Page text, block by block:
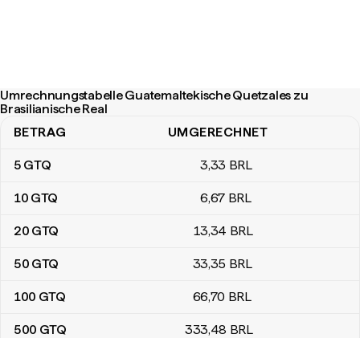
Umrechnungstabelle Guatemaltekische Quetzales zu
Brasilianische Real
Umrechnungstabelle Guatemaltekische Quetzales zu
BETRAG UMGERECHNET
5 GTQ 3,33 BRL
10 GTQ 6,67 BRL
20 GTQ 13,34 BRL
50 GTQ 33,35 BRL
100 GTQ 66,70 BRL
500 GTQ 333,48 BRL